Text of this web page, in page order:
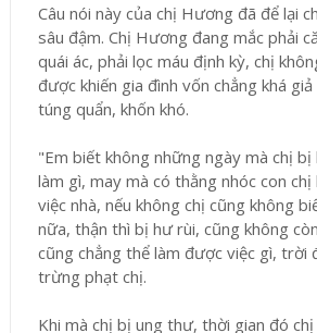
Câu nói này của chị Hương đã để lại
sâu đậm. Chị Hương đang mắc phải
quái ác, phải lọc máu định kỳ, chị
được khiến gia đình vốn chẳng khá
túng quẩn, khốn khó.
"Em biết không những ngày mà chị bị
làm gì, may mà có thằng nhóc con
việc nhà, nếu không chị cũng không
nữa, thận thì bị hư rùi, cũng không
cũng chẳng thể làm được việc gì, trời
trừng phạt chị.
Khi mà chị bị ung thư, thời gian đó